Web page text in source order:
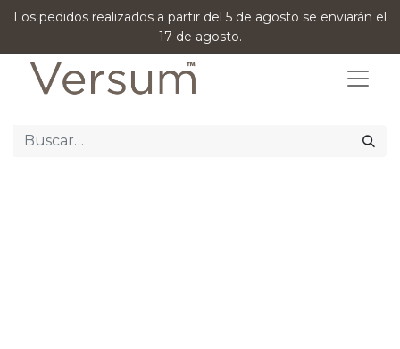
Los pedidos realizados a partir del 5 de agosto se enviarán el
17 de agosto.